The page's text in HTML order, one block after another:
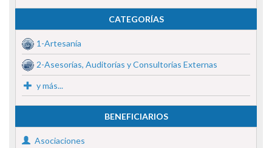
CATEGORÍAS
1-Artesanía
2-Asesorías, Auditorías y Consultorías Externas
y más...
BENEFICIARIOS
Asociaciones